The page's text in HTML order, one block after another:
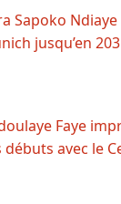
Sapoko
jusqu’en
Faye
débuts avec le